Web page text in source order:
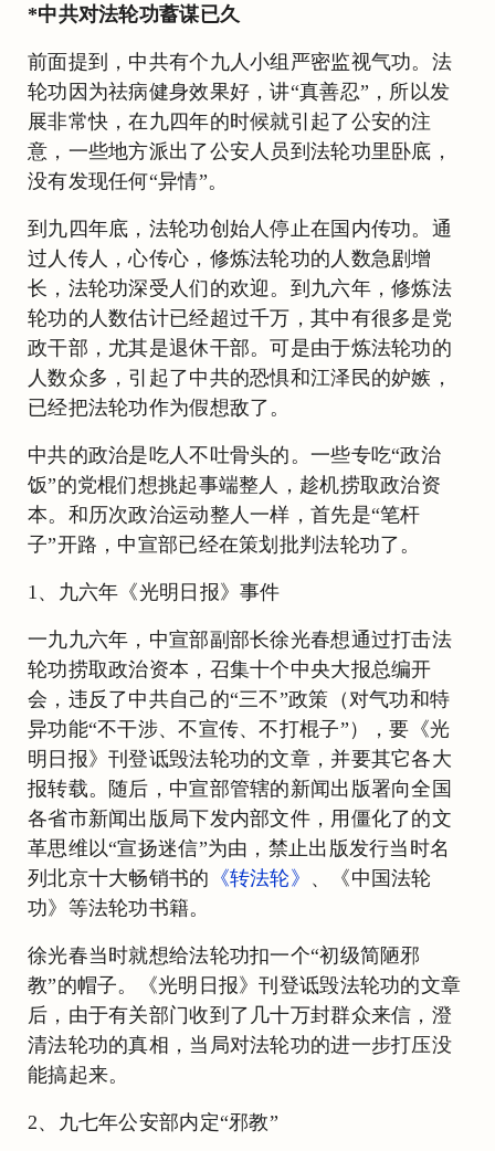
*中共对法轮功蓄谋已久
前面提到，中共有个九人小组严密监视气功。法
轮功因为祛病健身效果好，讲“真善忍”，所以发
展非常快，在九四年的时候就引起了公安的注
意，一些地方派出了公安人员到法轮功里卧底，
没有发现任何“异情”。
到九四年底，法轮功创始人停止在国内传功。通
过人传人，心传心，修炼法轮功的人数急剧增
长，法轮功深受人们的欢迎。到九六年，修炼法
轮功的人数估计已经超过千万，其中有很多是党
政干部，尤其是退休干部。可是由于炼法轮功的
人数众多，引起了中共的恐惧和江泽民的妒嫉，
已经把法轮功作为假想敌了。
中共的政治是吃人不吐骨头的。一些专吃“政治
饭”的党棍们想挑起事端整人，趁机捞取政治资
本。和历次政治运动整人一样，首先是“笔杆
子”开路，中宣部已经在策划批判法轮功了。
1、九六年《光明日报》事件
一九九六年，中宣部副部长徐光春想通过打击法
轮功捞取政治资本，召集十个中央大报总编开
会，违反了中共自己的“三不”政策（对气功和特
异功能“不干涉、不宣传、不打棍子”），要《光
明日报》刊登诋毁法轮功的文章，并要其它各大
报转载。随后，中宣部管辖的新闻出版署向全国
各省市新闻出版局下发内部文件，用僵化了的文
革思维以“宣扬迷信”为由，禁止出版发行当时名
列北京十大畅销书的 《转法轮》 、《中国法轮
功》等法轮功书籍。
徐光春当时就想给法轮功扣一个“初级简陋邪
教”的帽子。《光明日报》刊登诋毁法轮功的文章
后，由于有关部门收到了几十万封群众来信，澄
清法轮功的真相，当局对法轮功的进一步打压没
能搞起来。
2、九七年公安部内定“邪教”